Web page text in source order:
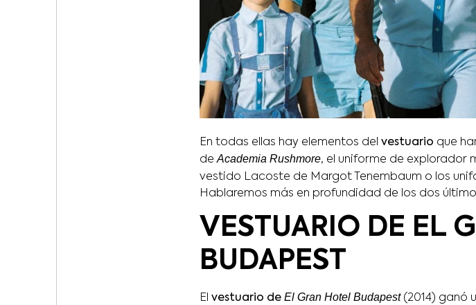
En todas ellas hay elementos del vestuario que
deAcademia Rushmore, el uniforme de explorador
vestido Lacoste de Margot Tenembaum o los
Hablaremos más en profundidad de los dos
VESTUARIO DE EL
BUDAPEST
El vestuario de El Gran Hotel Budapest(2014) ganó